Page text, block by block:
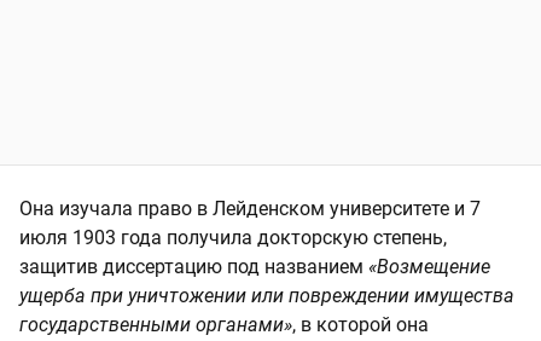
Она изучала право в Лейденском университете и 7
июля 1903 года получила докторскую степень,
защитив диссертацию под названием «Возмещение
ущерба при уничтожении или повреждении имущества
государственными органами», в которой она